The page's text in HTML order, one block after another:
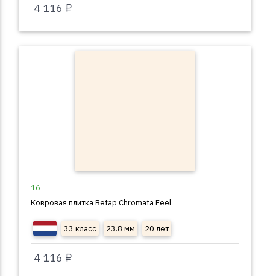
4 116 ₽
16
Ковровая плитка Betap Chromata Feel
33 класс 23.8 мм 20 лет
4 116 ₽